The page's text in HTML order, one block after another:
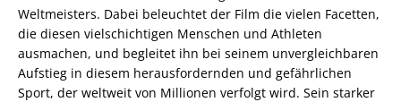
Weltmeisters. Dabei beleuchtet der Film die vielen Facetten,
die diesen vielschichtigen Menschen und Athleten
ausmachen, und begleitet ihn bei seinem unvergleichbaren
Aufstieg in diesem herausfordernden und gefährlichen
Sport, der weltweit von Millionen verfolgt wird. Sein starker